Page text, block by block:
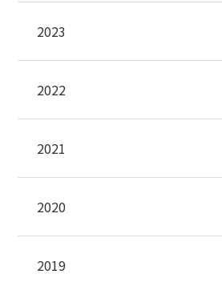
2023
2022
2021
2020
2019